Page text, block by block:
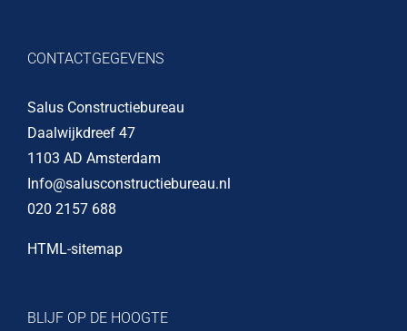
CONTACTGEGEVENS
Salus Constructiebureau
Daalwijkdreef 47
1103 AD Amsterdam
Info@salusconstructiebureau.nl
020 2157 688
HTML-sitemap
BLIJF OP DE HOOGTE